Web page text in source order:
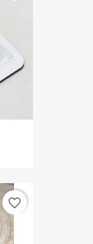
favorite_border